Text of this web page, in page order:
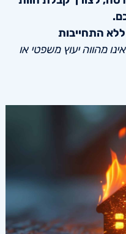
ללא התחייבות
מהווה יעוץ משפטי או